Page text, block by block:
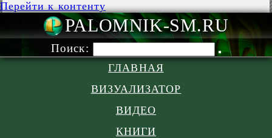
Перейти к контенту
PALOMNIK-
Поиск:
ГЛАВНАЯ
ВИЗУАЛИЗАТОР
ВИДЕО
КНИГИ